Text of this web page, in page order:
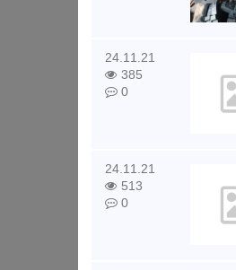
24.11.21
385
0
24.11.21
513
0